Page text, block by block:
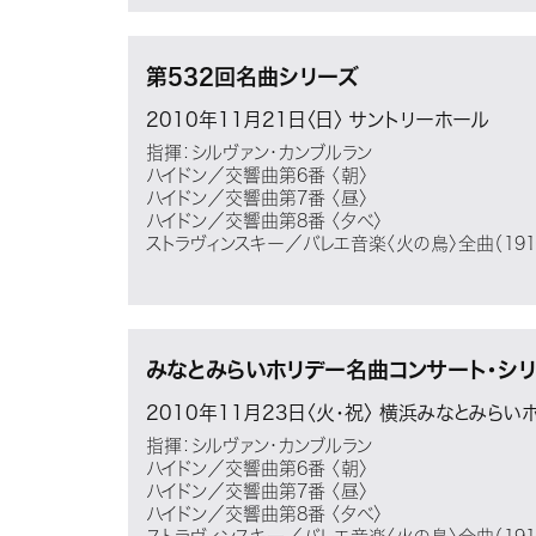
第532回名曲シリーズ
2010年11月21日〈日〉 サントリーホール
指揮：シルヴァン・カンブルラン
ハイドン／交響曲第6番 〈朝〉
ハイドン／交響曲第7番 〈昼〉
ハイドン／交響曲第8番 〈夕べ〉
ストラヴィンスキー／バレエ音楽〈火の鳥〉全曲（
みなとみらいホリデー名曲コンサート・シ
2010年11月23日〈火・祝〉 横浜みなとみらい
指揮：シルヴァン・カンブルラン
ハイドン／交響曲第6番 〈朝〉
ハイドン／交響曲第7番 〈昼〉
ハイドン／交響曲第8番 〈夕べ〉